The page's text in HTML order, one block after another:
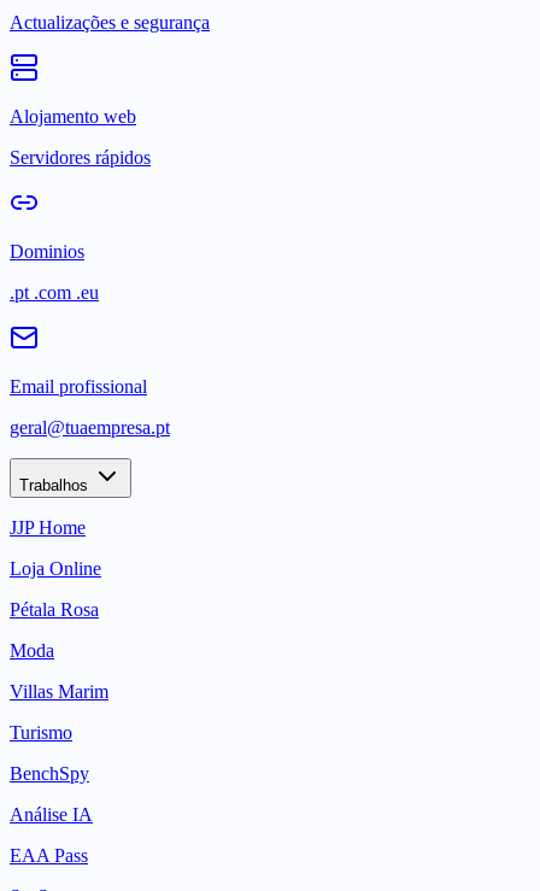
Actualizações e segurança
Alojamento web
Servidores rápidos
Dominios
.pt .com .eu
Email profissional
geral@tuaempresa.pt
Trabalhos
JJP Home
Loja Online
Pétala Rosa
Moda
Villas Marim
Turismo
BenchSpy
Análise IA
EAA Pass